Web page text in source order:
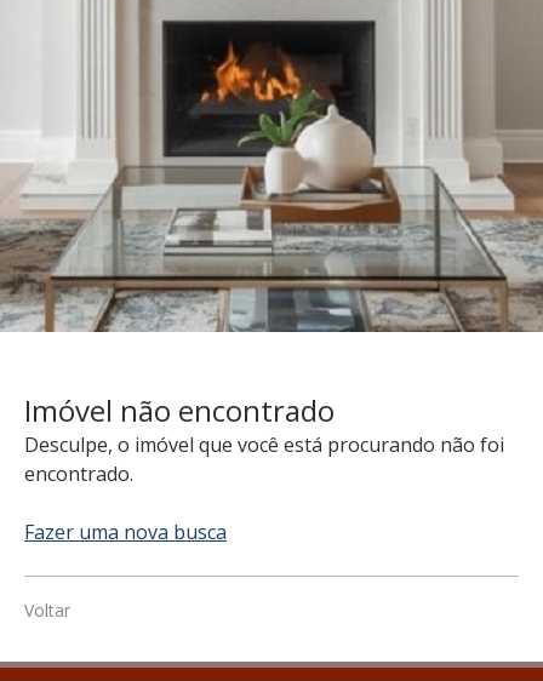
Imóvel não encontrado
Desculpe, o imóvel que você está procurando não foi
encontrado.
Fazer uma nova busca
Voltar